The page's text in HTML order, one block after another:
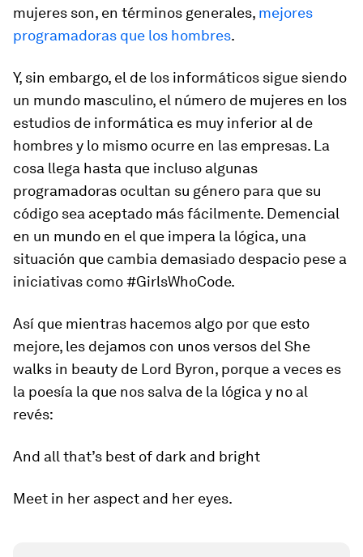
mujeres son, en términos generales, mejores
programadoras que los hombres.
Y, sin embargo, el de los informáticos sigue siendo
un mundo masculino, el número de mujeres en los
estudios de informática es muy inferior al de
hombres y lo mismo ocurre en las empresas. La
cosa llega hasta que incluso algunas
programadoras ocultan su género para que su
código sea aceptado más fácilmente. Demencial
en un mundo en el que impera la lógica, una
situación que cambia demasiado despacio pese a
iniciativas como #GirlsWhoCode.
Así que mientras hacemos algo por que esto
mejore, les dejamos con unos versos delShe
walks in beauty de Lord Byron, porque a veces es
la poesía la que nos salva de la lógica y no al
revés:
And all that’s best of dark and bright
Meet in her aspect and her eyes.